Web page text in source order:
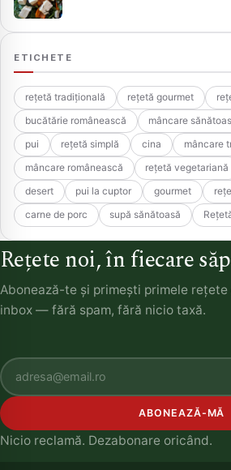
ETICHETE
rețetă tradițională rețetă gourmet
bucătărie românească
mâncare
pui
rețetă simplă cina
mâncare
mâncare românească
rețetă vegetariană
desert
pui la cuptor gourmet
carne de porc
supă sănătoasă
Rețete noi, în fiecare
Abonează-te și primești primele
inbox — fără spam, fără nicio taxă.
ABONEAZĂ-MĂ
Nicio reclamă. Dezabonare oricând.